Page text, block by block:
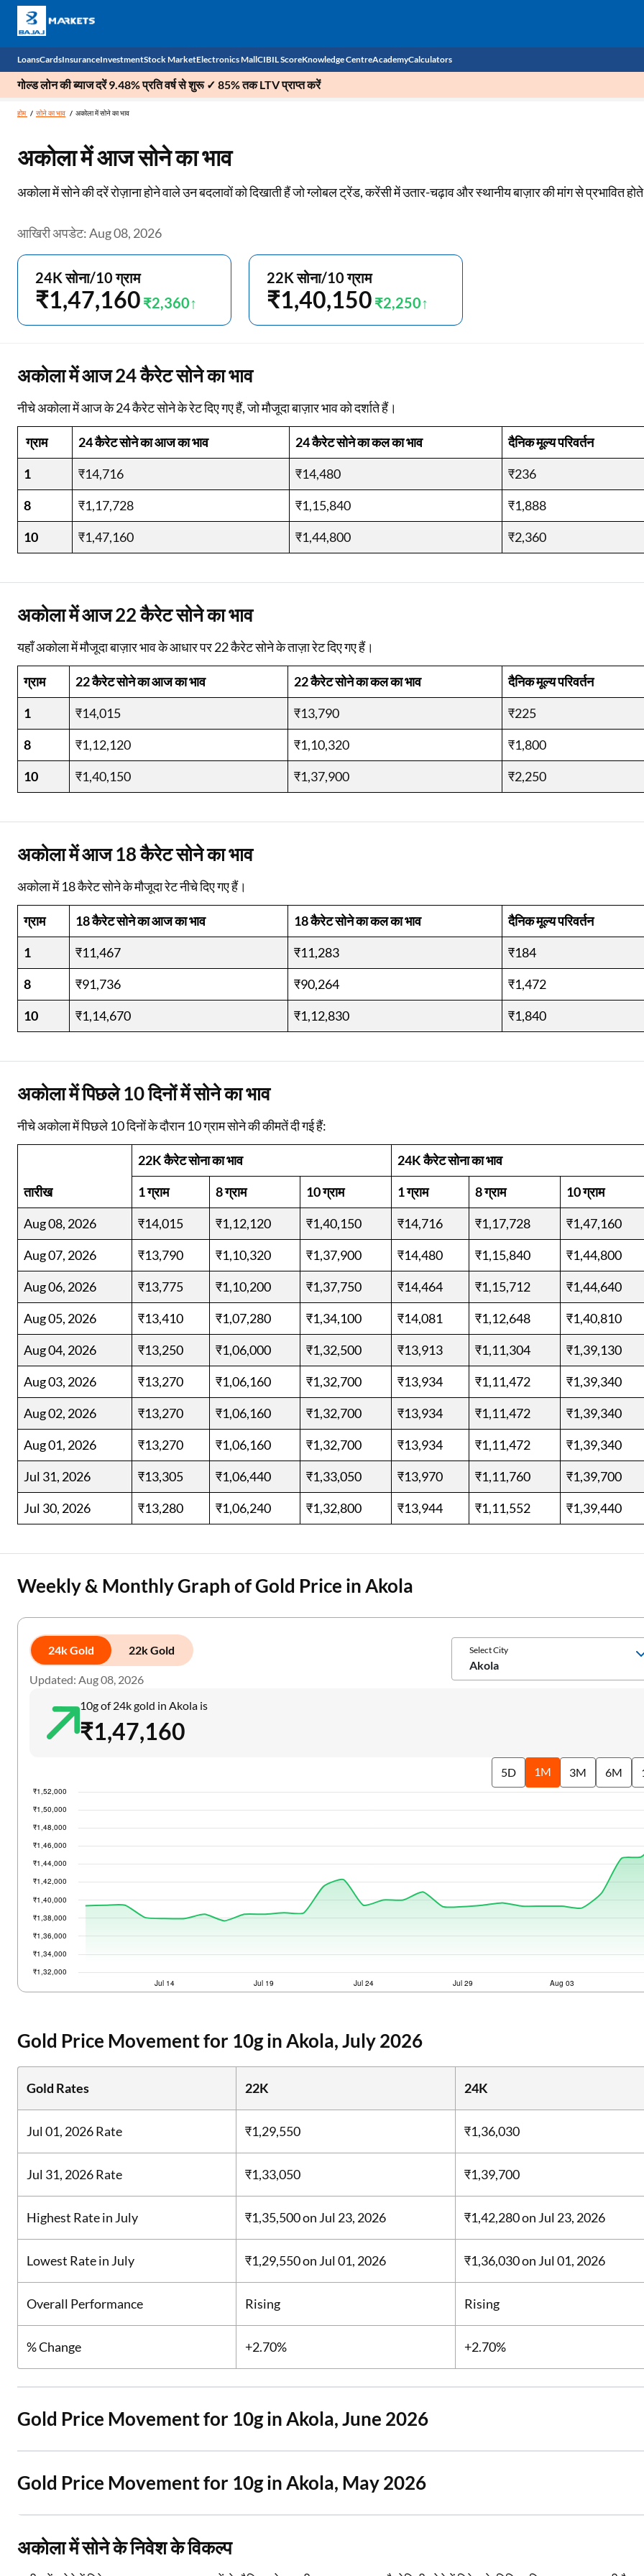
Loans
Business Loan
Home Loan
Home Loan Balance Transfer
Professional Loan
Gold Loan
Used Car Loan
Loan Against Property
ESOP Financing
Loan Against FD
Loan Against Securities
Cards
Credit Card
Forex Card
Outward Remittance
Insurance
Car Insurance
Two Wheeler Insurance
Life Insurance
Investment
Mutual Fund
National Pension Scheme (NPS)
Sovereign Gold Bond (SGB)
Bonds
Stock Market
Stocks
IPO
Stock Brokers
Stock Market News
Electronics Mall
Power Banks
Kitchen Appliances
Air conditioner
Television
CIBIL Score
Check CIBIL Score
Knowledge Centre
Sahamati
AcademyCalculators
Business Loan EMI Calculator
Home Loan Eligibility Calculator
Two-wheeler Loan EMI Calculator
IDV Calculator
Health Insurance Premium Calculator
Car Insurance Premium Calculator
Bike Insurance Premium Calculator
गोल्ड लोन की ब्याज दरें 9.48% प्रति वर्ष से शुरू ✓ 85% तक LTV प्राप्त करें
होम सोने का भाव अकोला में सोने का भाव
अकोला में आज सोने का भाव
अकोला में सोने की दरें रोज़ाना होने वाले उन बदलावों को दिखाती हैं जो ग्लोबल ट्रेंड, करेंसी में उतार-चढ़ाव और स्थानीय बाज़ार की मांग से प्रभावित
आखिरी अपडेट: Aug 08, 2026
24K सोना/10 ग्राम
₹1,47,160 ₹2,360
22K सोना/10 ग्राम
₹1,40,150 ₹2,250
अकोला में आज 24 कैरेट सोने का भाव
नीचे अकोला में आज के 24 कैरेट सोने के रेट दिए गए हैं, जो मौजूदा बाज़ार भाव को दर्शाते हैं।
ग्राम 24 कैरेट सोने का आज का भाव 24 कैरेट सोने का कल का भाव
दैनिक मूल्य परिवर्तन
1
₹14,716 ₹14,480
₹236
8
₹1,17,728 ₹1,15,840
₹1,888
10
₹1,47,160 ₹1,44,800 ₹2,360
अकोला में आज 22 कैरेट सोने का भाव
यहाँ अकोला में मौजूदा बाज़ार भाव के आधार पर 22 कैरेट सोने के ताज़ा रेट दिए गए हैं।
ग्राम 22 कैरेट सोने का आज का भाव 22 कैरेट सोने का कल का भाव
दैनिक मूल्य परिवर्तन
1
₹14,015 ₹13,790
₹225
8
₹1,12,120 ₹1,10,320
₹1,800
10
₹1,40,150 ₹1,37,900 ₹2,250
अकोला में आज 18 कैरेट सोने का भाव
अकोला में 18 कैरेट सोने के मौजूदा रेट नीचे दिए गए हैं।
ग्राम 18 कैरेट सोने का आज का भाव 18 कैरेट सोने का कल का भाव
दैनिक मूल्य परिवर्तन
1
₹11,467 ₹11,283
₹184
8
₹91,736 ₹90,264
₹1,472
10
₹1,14,670 ₹1,12,830 ₹1,840
अकोला में पिछले 10 दिनों में सोने का भाव
नीचे अकोला में पिछले 10 दिनों के दौरान 10 ग्राम सोने की कीमतें दी गई हैं:
तारीख
22K कैरेट सोना का भाव
24K कैरेट सोना का भाव
1 ग्राम
8 ग्राम 10 ग्राम 1 ग्राम 8 ग्राम
10 ग्राम
Aug 08, 2026
₹14,015 ₹1,12,120 ₹1,40,150 ₹14,716 ₹1,17,728
₹1,47,160
Aug 07, 2026
₹13,790 ₹1,10,320 ₹1,37,900 ₹14,480 ₹1,15,840
₹1,44,800
Aug 06, 2026
₹13,775 ₹1,10,200 ₹1,37,750 ₹14,464 ₹1,15,712
₹1,44,640
Aug 05, 2026
₹13,410 ₹1,07,280 ₹1,34,100 ₹14,081 ₹1,12,648
₹1,40,810
Aug 04, 2026
₹13,250 ₹1,06,000 ₹1,32,500 ₹13,913 ₹1,11,304
₹1,39,130
Aug 03, 2026
₹13,270 ₹1,06,160 ₹1,32,700 ₹13,934 ₹1,11,472
₹1,39,340
Aug 02, 2026
₹13,270 ₹1,06,160 ₹1,32,700 ₹13,934 ₹1,11,472
₹1,39,340
Aug 01, 2026
₹13,270 ₹1,06,160 ₹1,32,700 ₹13,934 ₹1,11,472
₹1,39,340
Jul 31, 2026
₹13,305 ₹1,06,440 ₹1,33,050 ₹13,970 ₹1,11,760
₹1,39,700
Jul 30, 2026
₹13,280 ₹1,06,240 ₹1,32,800 ₹13,944 ₹1,11,552 ₹1,39,440
Weekly & Monthly Graph of Gold Price in Akola
24k Gold 22k Gold
Updated: Aug 08, 2026
Select City
Akola
10g of 24k gold in Akola is
₹1,47,160
5D 1M 3M 6M
Gold Price Movement for 10g in Akola, July 2026
Gold Rates 22K 24K
Jul 01, 2026 Rate ₹1,29,550 ₹1,36,030
Jul 31, 2026 Rate ₹1,33,050 ₹1,39,700
Highest Rate in July ₹1,35,500on Jul 23, 2026 ₹1,42,280on Jul 23, 2026
Lowest Rate in July ₹1,29,550on Jul 01, 2026 ₹1,36,030on Jul 01, 2026
Overall Performance Rising Rising
% Change +2.70% +2.70%
Gold Price Movement for 10g in Akola, June 2026
Gold Price Movement for 10g in Akola, May 2026
अकोला में सोने के निवेश के विकल्प